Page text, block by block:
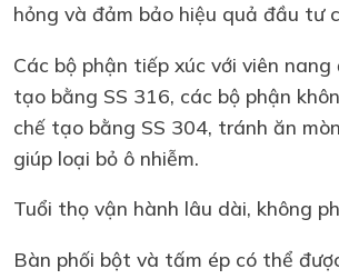
hỏng và đảm bảo hiệu quả đầu tư
Các bộ phận tiếp xúc với viên nang
tạo bằng SS 316, các bộ phận
chế tạo bằng SS 304, tránh ăn
giúp loại bỏ ô nhiễm.
Tuổi thọ vận hành lâu dài, không
Bàn phối bột và tấm ép có thể